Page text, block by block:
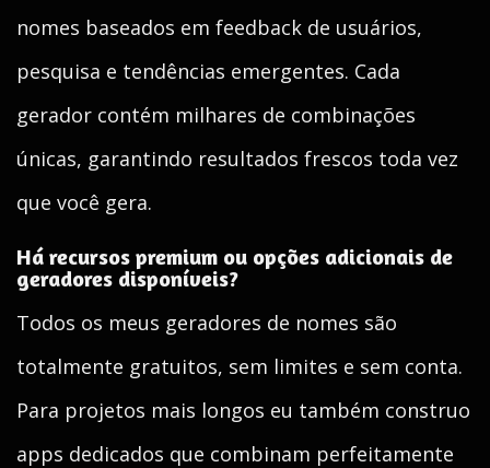
nomes baseados em feedback de usuários,
pesquisa e tendências emergentes. Cada
gerador contém milhares de combinações
únicas, garantindo resultados frescos toda vez
que você gera.
Há recursos premium ou opções adicionais de
geradores disponíveis?
Todos os meus geradores de nomes são
totalmente gratuitos, sem limites e sem conta.
Para projetos mais longos eu também construo
apps dedicados que combinam perfeitamente